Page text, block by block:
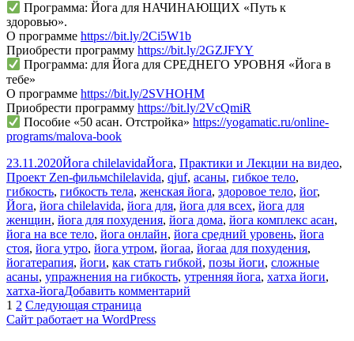
Программа: Йога для НАЧИНАЮЩИХ «Путь к
здоровью».
О программе https://bit.ly/2Ci5W1b
Приобрести программу https://bit.ly/2GZJFYY
Программа: для Йога для СРЕДНЕГО УРОВНЯ «Йога в
тебе»
О программе https://bit.ly/2SVHOHM
Приобрести программу https://bit.ly/2VcQmiR
Пособие «50 асан. Отстройка»https://yogamatic.ru/online-
programs/malova-book
Опубликовано
23.11.2020Автор
Йога chilelavidaРубрики
Йога, Практики и Лекции на видео,
Проект Zen-фильмМетки
chilelavida, qjuf, асаны, гибкое тело,
гибкость, гибкость тела, женская йога, здоровое тело, йог,
Йога, йога chilelavida, йога для, йога для всех, йога для
женщин, йога для похудения, йога дома, йога комплекс асан,
йога на все тело, йога онлайн, йога средний уровень, йога
стоя, йога утро, йога утром, йогаа, йогаа для похудения,
йогатерапия, йоги, как стать гибкой, позы йоги, сложные
асаны, упражнения на гибкость, утренняя йога, хатха йоги,
хатха-йогаДобавить комментарий
Пагинация
записей
Страница
1 Страница
2 Следующая страница
Сайт работает на WordPress